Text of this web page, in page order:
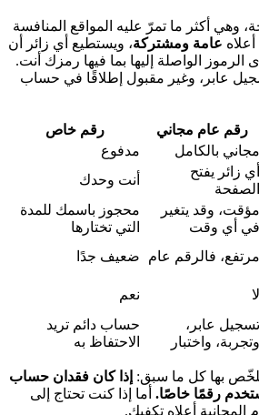
وهي أكثر ما تمرّ عليه المواقع المنافسة
عامة ومشتركة، ويستطيع أي زائر أن
الرموز الواصلة إليها بما فيها رمزك أنت.
عابر، وغير مقبول إطلاقًا في حساب
رقم عام مجاني
رقم خاص
مجاني بالكامل
مدفوع
أي زائر يفتح
الصفحة
أنت وحدك
مؤقت، وقد يتغير
في أي وقت
محجوز باسمك للمدة
التي تختارها
مرتفع، فالرقم عام
ضعيف جدًا
لا نعم
تسجيل عابر،
وتجربة، واختبار
حساب دائم تريد
الاحتفاظ به
بها كل ما سبق: إذا كان فقدان حساب
رقمًا خاصًا. أما إذا كنت تحتاج إلى
المجانية أعلاه تكفيك.